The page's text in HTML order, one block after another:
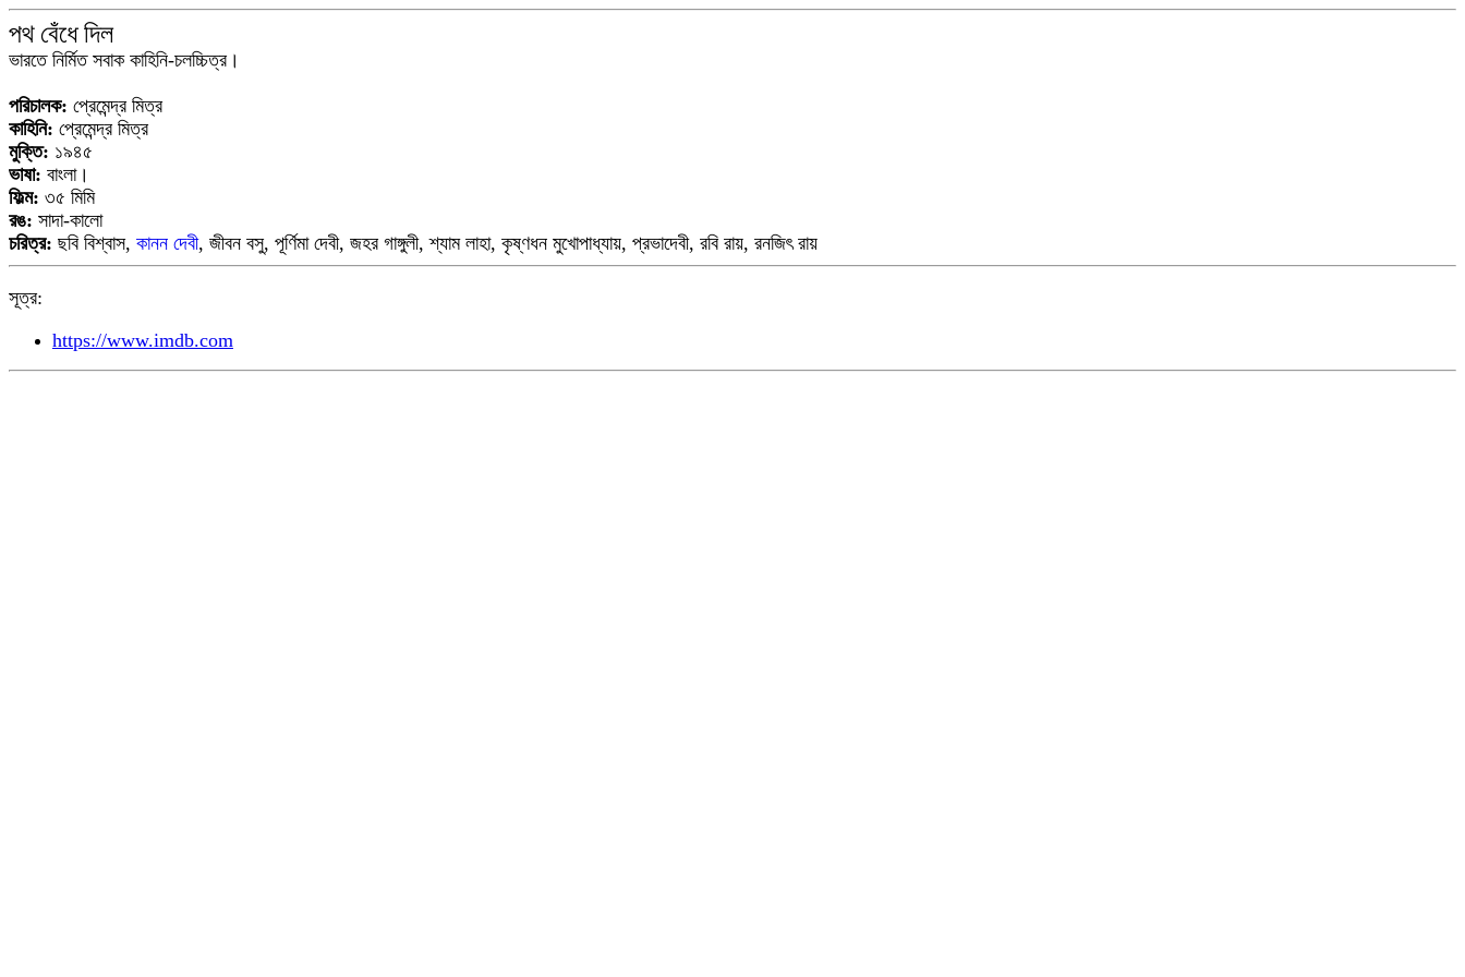
পথ বেঁধে দিল
ভারতে নির্মিত সবাক কাহিনি-চলচ্চিত্র।
পরিচালক: প্রেমেন্দ্র মিত্র
কাহিনি: প্রেমেন্দ্র মিত্র
মুক্তি: ১৯৪৫
ভাষা: বাংলা।
ফিল্ম: ৩৫ মিমি
রঙ: সাদা-কালো
চরিত্র: ছবি বিশ্বাস, কানন দেবী, জীবন বসু, পূর্ণিমা দেবী, জহর গাঙ্গুলী, শ্যাম লাহা, কৃষ্ণধন মুখোপাধ্যায়, প্রভাদেবী, রবি রায়, রনজিৎ রায়
সূত্র:
https://www.imdb.com